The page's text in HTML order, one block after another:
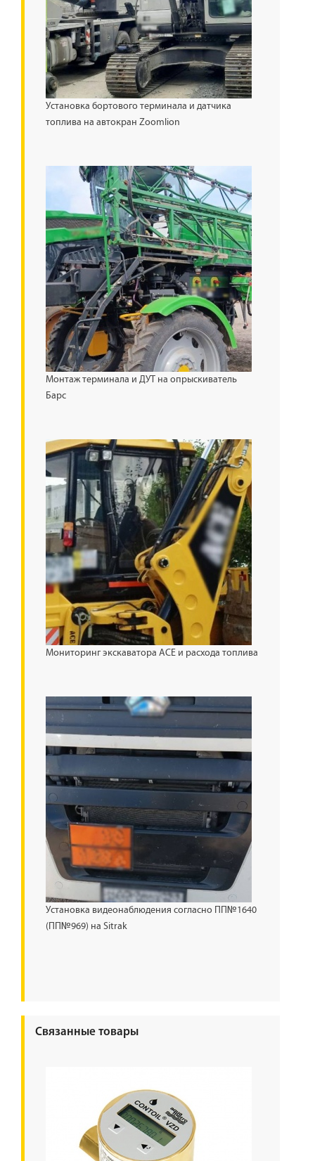
Установка бортового терминала и датчика
топлива на автокран Zoomlion
Монтаж терминала и ДУТ на опрыскиватель
Барс
Мониторинг экскаватора ACE и расхода топлива
Установка видеонаблюдения согласно ПП№1640
(ПП№969) на Sitrak
Связанные товары